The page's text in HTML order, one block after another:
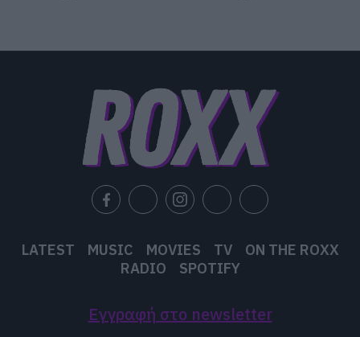
LATEST MUSIC MOVIES TV
ON THE ROXX
RADIO
SPOTIFY
Εγγραφή στο newsletter